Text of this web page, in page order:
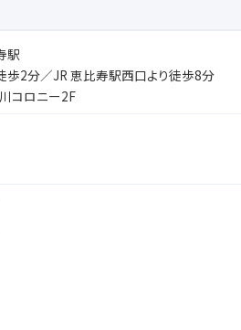
駅
歩2分／JR 恵比寿駅西口より徒歩8分
コロニー2F
て、